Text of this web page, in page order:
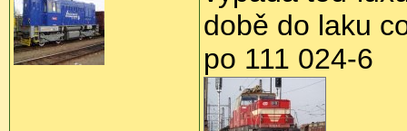
době do laku
po 111 024-6